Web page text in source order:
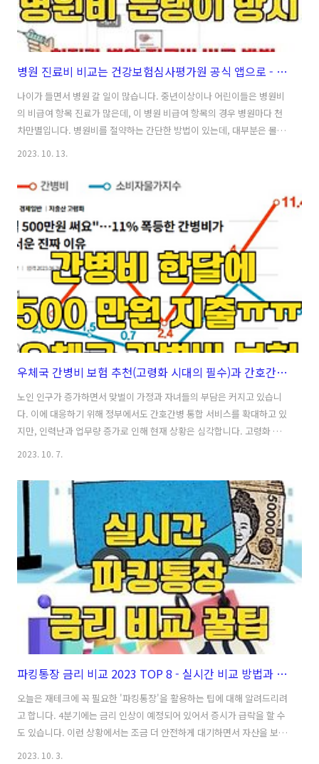
병원 진료비 비교는 건강보험심사평가원 공식 앱으로 - 독감예방접종 가격 등 비급여 진료비 절약하는 방법
나이가 들면서 병원 갈 일이 많습니다. 중년이상이나 어린이들은 병원비
의 비급여 항목 진료가 많은데, 이 병원 비급여 항목의 경우 병원마다 천
차만별입니다. 병원비를 절약하는 간단한 방법이 있는데, 대부분은 몰라
서 병원비를 더내고 있습니다. 병원비 아끼는 대박 꿀팁 꼭 확인하고 주
병원 진료비의 종류와 비급여 진료비용 공개제도 비급여 진료비 등 병원
진료비 간편하게 비교하기 건강보험심사평가원의 건강 e음 스마트폰 앱
소개 및 다운로드 건강보험심사평가원의 건강 e음 앱으로 병원비 비교하
기 내가 진료받은 병원비 적당한가? 얼마 전에도 아이가 아파서 병원에
갔는데 요즘 병원은 검사를 참 많이 하더군요. 물론 더 정확한 것은 좋지
만 추..
2023. 10. 13.
우체국 간병비 보험 추천(고령화 시대의 필수)과 간호간병 통합 서비스의 문제점
노인 인구가 증가하면서 맞벌이 가정과 자녀들의 부담은 커지고 있습니
다. 이에 대응하기 위해 정부에서도 간호간병 통합 서비스를 확대하고 있
지만, 인력난과 업무량 증가로 인해 현재 상황은 심각합니다. 고령화 시
대를 준비하기 위한 필수 준비물인 간병인, 간병비 보험에 대해서 정부기
대와 간호간병 인력 부족으로 인한 파업 사태고령화 사회로 인한 간병인
및 간병비 문제간호간병 통합 서비스란?간호간병 통합 서비스의 문제점
고령화 시대의 필수 준비물 간병비 보험의 필요성 및 검색우체국 간병비
보험 세부 내역 알아보기고령화 시대로 인한 간병비 걱정을 덜기 위한 우
체국 간병비 보험 요약-->Table Of Contents간호간병 통합 서비스 확
대..
2023. 10. 7.
파킹통장 금리 비교 2023 TOP 8 - 실시간 비교 방법과 재테크 활용 꿀팁!
오늘은 재테크에 꼭 필요한 '파킹통장'을 활용하는 팁에 대해 알려드리려
고 합니다. 4분기에는 금리 인상이 예정되어 있어서 증시가 급락을 할 수
도 있습니다. 이런 상황에서는 조금 더 안전하게 대기하면서 자산을 보호
하고 이자라도 조금 더 챙겨 갈 수 있도록 파킹통장 금리 비교 방법을 알
2023. 10. 3.